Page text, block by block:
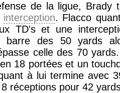
de la ligue, Brady
interception. Flacco
TD's et une
barre des 50 yards
celle des 70
18 portées et un
à lui termine avec
réceptions pour 42